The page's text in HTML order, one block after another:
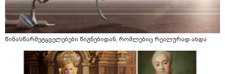
წინასწარმეტყველებები წიგნებიდან, რომლებიც რეალურად ახდა